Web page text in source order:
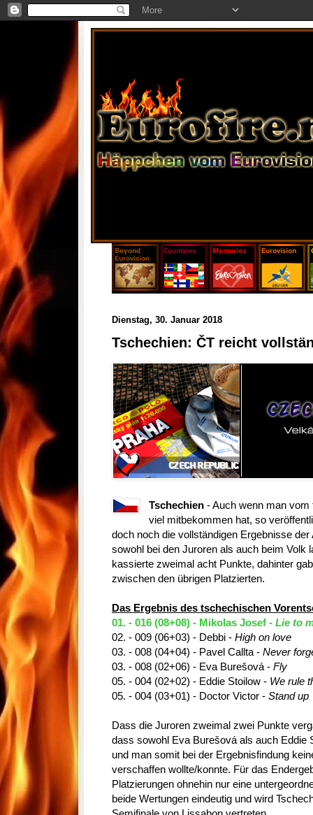
Dienstag, 30. Januar 2018
Tschechien: ČT reicht
Tschechien- Auch wenn man
viel mitbekommen hat, so
doch noch die vollständigen Ergebnisse
sowohl bei den Juroren als auch beim Volk
kassierte zweimal acht Punkte, dahinter
zwischen den übrigen Platzierten.
Das Ergebnis des tschechischen
01. - 016 (08+08) - Mikolas Josef - Lie to
02. - 009 (06+03) - Debbi - High on love
03. - 008 (04+04) - Pavel Callta - Never
03. - 008 (02+06) - Eva Burešová - Fly
05. - 004 (02+02) - Eddie Stoilow - We rule
05. - 004 (03+01) - Doctor Victor - Stand up
Dass die Juroren zweimal zwei Punkte
dass sowohl Eva Burešová als auch Eddie
und man somit bei der Ergebnisfindung
verschaffen wollte/konnte. Für das
Platzierungen ohnehin nur eine
beide Wertungen eindeutig und wird